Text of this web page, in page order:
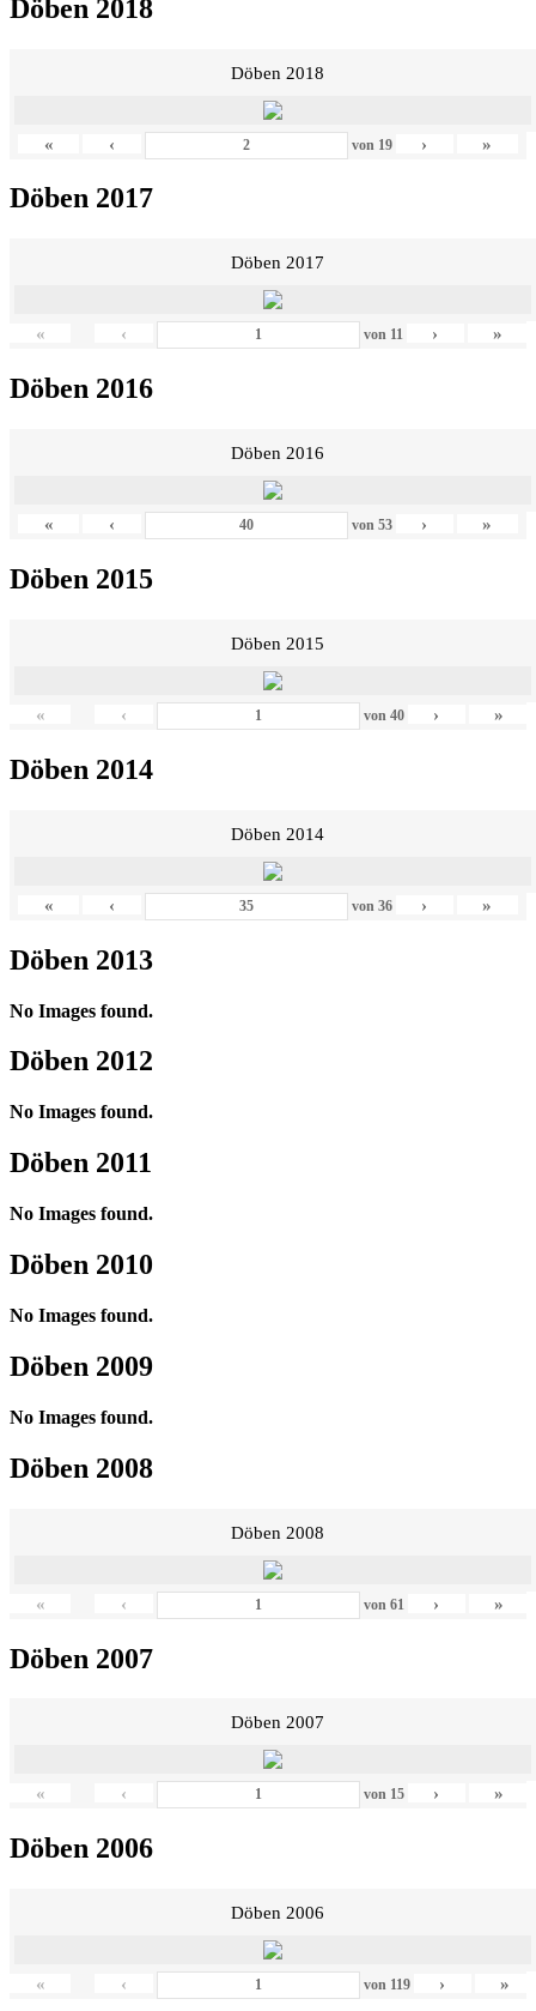
Döben 2018
Döben 2018
« ‹ von 19 › »
Döben 2017
Döben 2017
« ‹ von 11 › »
Döben 2016
Döben 2016
« ‹ von 53 › »
Döben 2015
Döben 2015
« ‹ von 40 › »
Döben 2014
Döben 2014
« ‹ von 36 › »
Döben 2013
No Images found.
Döben 2012
No Images found.
Döben 2011
No Images found.
Döben 2010
No Images found.
Döben 2009
No Images found.
Döben 2008
Döben 2008
« ‹ von 61 › »
Döben 2007
Döben 2007
« ‹ von 15 › »
Döben 2006
Döben 2006
« ‹ von 119 › »